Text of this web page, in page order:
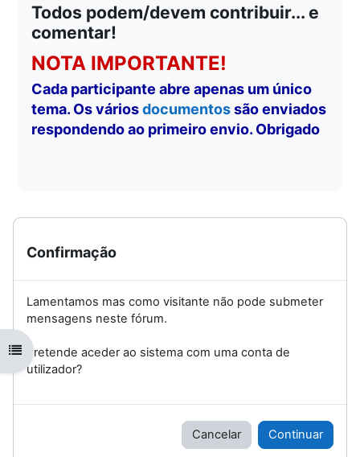
Abrir índice da disciplina
Todos podem/devem contribuir... e
comentar!
NOTA IMPORTANTE!
Cada participante abre apenas um único
tema. Os váriosdocumentossão enviados
respondendo ao primeiro envio. Obrigado
Confirmação
Lamentamos mas como visitante não pode submeter
mensagens neste fórum.
Pretende aceder ao sistema com uma conta de
utilizador?
Cancelar Continuar